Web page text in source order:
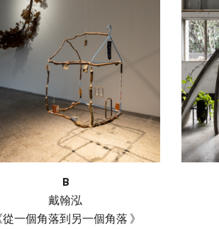
B
戴翰泓
從一個角落到另一個角落 》